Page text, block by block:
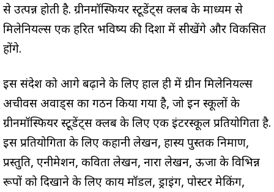
से उत्पन्न होती है. ग्रीनमॉस्फियर स्टूडेंट्स क्लब के माध्यम से
मिलेनियल्स एक हरित भविष्य की दिशा में सीखेंगे और विकसित
होंगे.
इस संदेश को आगे बढ़ाने के लिए हाल ही में ग्रीन मिलेनियल्स
अचीवर्स अवार्ड्स का गठन किया गया है, जो इन स्कूलों के
ग्रीनमॉस्फियर स्टूडेंट्स क्लब के लिए एक इंटरस्कूल प्रतियोगिता है.
इस प्रतियोगिता के लिए कहानी लेखन, हास्य पुस्तक निर्माण,
प्रस्तुति, एनीमेशन, कविता लेखन, नारा लेखन, ऊर्जा के विभिन्न
रूपों को दिखाने के लिए कार्य मॉडल, ड्राइंग, पोस्टर मेकिंग,